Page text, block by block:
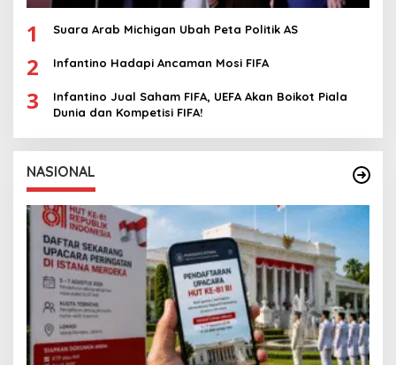
1 Suara Arab Michigan Ubah Peta Politik AS
2 Infantino Hadapi Ancaman Mosi FIFA
3
Infantino Jual Saham FIFA, UEFA Akan Boikot Piala
Dunia dan Kompetisi FIFA!
NASIONAL